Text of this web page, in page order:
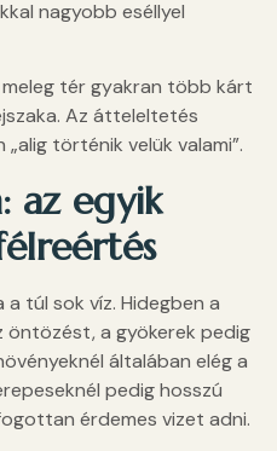
nagyobb eséllyel
tér gyakran több kárt
Az átteleltetés
történik velük valami”.
az egyik
túl sok víz. Hidegben a
öntözést, a gyökerek pedig
általában elég a
pedig hosszú
érdemes vizet adni.